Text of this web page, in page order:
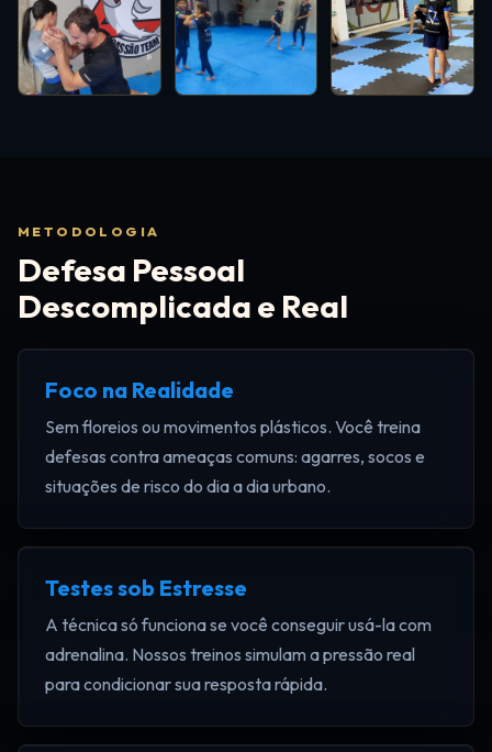
METODOLOGIA
Defesa Pessoal
Descomplicada e Real
Foco na Realidade
Sem floreios ou movimentos plásticos. Você treina
defesas contra ameaças comuns: agarres, socos e
situações de risco do dia a dia urbano.
Testes sob Estresse
A técnica só funciona se você conseguir usá-la com
adrenalina. Nossos treinos simulam a pressão real
para condicionar sua resposta rápida.